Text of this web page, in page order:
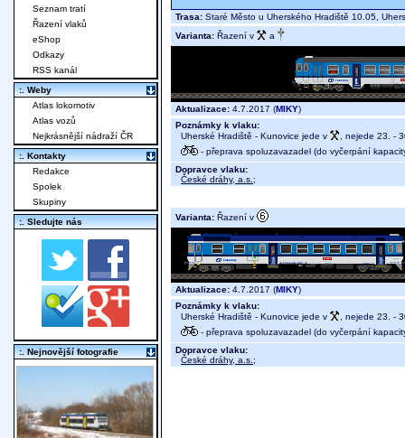
Trasa: Staré Město u Uherského Hradiště 10.05,
Varianta: Řazení v a
Aktualizace: 4.7.2017 (MIKY)
Poznámky k vlaku:
Uherské Hradiště - Kunovice jede v
, nejede 23. -
- přeprava spoluzavazadel (do vyčerpání
Dopravce vlaku:
České dráhy, a.s. ;
Varianta: Řazení v
Aktualizace: 4.7.2017 (MIKY)
Poznámky k vlaku:
Uherské Hradiště - Kunovice jede v
, nejede 23. -
- přeprava spoluzavazadel (do vyčerpání
Dopravce vlaku:
České dráhy, a.s. ;
Seznam tratí
Řazení vlaků
eShop
Odkazy
RSS kanál
:. Weby
Atlas lokomotiv
Atlas vozů
Nejkrásnější nádraží ČR
:. Kontakty
Redakce
Spolek
Skupiny
:. Sledujte nás
:. Nejnovější fotografie